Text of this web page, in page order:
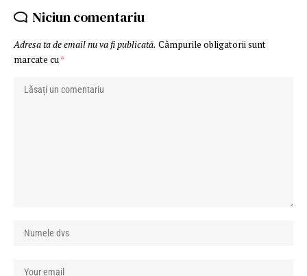
Niciun comentariu
Adresa ta de email nu va fi publicată. Câmpurile obligatorii sunt
marcate cu *